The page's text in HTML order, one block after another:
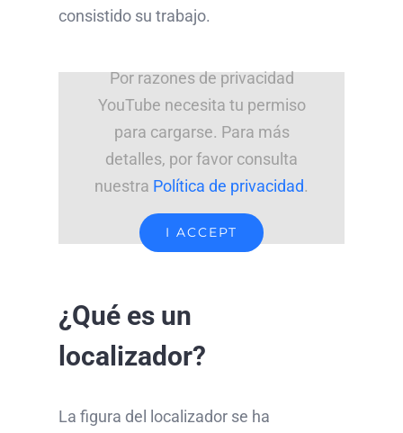
consistido su trabajo.
Por razones de privacidad
YouTube necesita tu permiso
para cargarse. Para más
detalles, por favor consulta
nuestra Política de privacidad.
I ACCEPT
¿Qué es un
localizador?
La figura del localizador se ha